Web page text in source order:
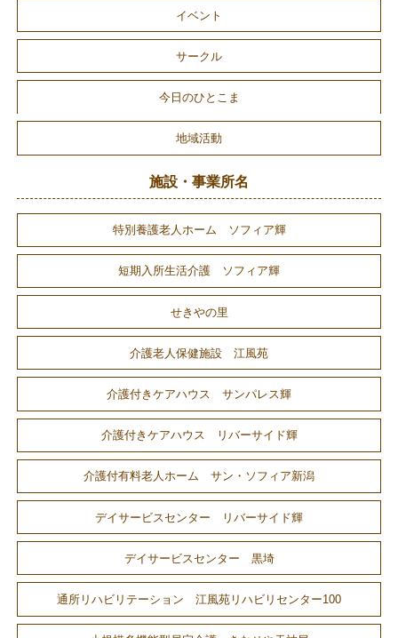
イベント
サークル
今日のひとこま
地域活動
施設・事業所名
特別養護老人ホーム ソフィア輝
短期入所生活介護 ソフィア輝
せきやの里
介護老人保健施設 江風苑
介護付きケアハウス サンパレス輝
介護付きケアハウス リバーサイド輝
介護付有料老人ホーム サン・ソフィア新潟
デイサービスセンター リバーサイド輝
デイサービスセンター 黒埼
通所リハビリテーション 江風苑リハビリセンター100